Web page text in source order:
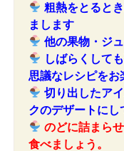
粗熱をとると
まします
他の果物・ジ
しばらくして
思議なレシピをお
切り出したア
クのデザートに
のどに詰まら
食べましょう。